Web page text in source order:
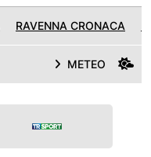
RAVENNA CRONACA
METEO